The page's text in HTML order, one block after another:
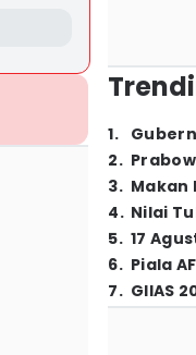
1.
2.
3. Makan
4. Nilai
5. 17
6. Piala
7. GIIAS